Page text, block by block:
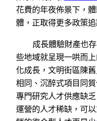
花費的年夜佈景下，
體，正取得更多政策
成長體驗財產也
些地域就呈現一哄而
化成長，文明街區陳
相同、沉醉式項目同
專門研究人才供應缺
運營的人才稀缺，可